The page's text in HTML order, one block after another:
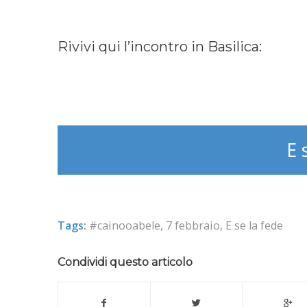
Rivivi qui l’incontro in Basilica:
E
Tags: #cainooabele, 7 febbraio, E se la fede
Condividi questo articolo